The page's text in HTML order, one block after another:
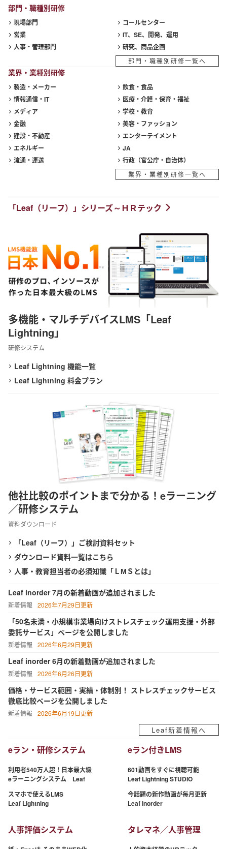
部門・職種別研修
現場部門
営業
人事・管理部門
コールセンター
IT、SE、開発、運用
研究、商品企画
部門・職種別研修一覧へ
業界・業種別研修
製造・メーカー
情報通信・IT
メディア
金融
建設・不動産
エネルギー
流通・運送
飲食・食品
医療・介護・保育・福祉
学校・教育
美容・ファッション
エンターテイメント
JA
行政（官公庁・自治体）
業界・業種別研修一覧へ
「Leaf（リーフ）」シリーズ～ＨＲテック
多機能・マルチデバイスLMS「Leaf
Lightning」
研修システム
Leaf Lightning 機能一覧
Leaf Lightning 料金プラン
他社比較のポイントまで分かる！eラーニング
／研修システム
資料ダウンロード
「Leaf（リーフ）」ご検討資料セット
ダウンロード資料一覧はこちら
人事・教育担当者の必須知識「ＬМＳとは」
Leaf inorder 7月の新着動画が追加されました
新着情報 2026年7月29日更新
「50名未満・小規模事業場向けストレスチェック運用支援・外部
委託サービス」ページを公開しました
新着情報 2026年6月29日更新
Leaf inorder 6月の新着動画が追加されました
新着情報 2026年6月26日更新
価格・サービス範囲・実績・体制別！ ストレスチェックサービス
徹底比較ページを公開しました
新着情報 2026年6月19日更新
Leaf新着情報へ
eラン・研修システム
利用者540万人超！日本最大級
eラーニングシステム Leaf
スマホで使えるLMS
Leaf Lightning
eラン付きLMS
601動画をすぐに視聴可能
Leaf Lightning STUDIO
今話題の新作動画が毎月更新
Leaf inorder
人事評価システム タレマネ／人事管理